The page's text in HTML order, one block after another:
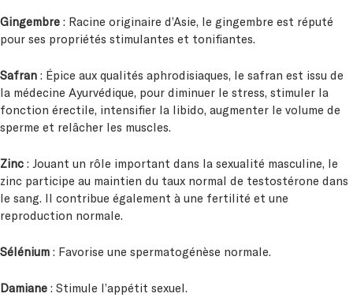
Gingembre : Racine originaire d’Asie, le gingembre est réputé
pour ses propriétés stimulantes et tonifiantes.
Safran : Épice aux qualités aphrodisiaques, le safran est issu de
la médecine Ayurvédique, pour diminuer le stress, stimuler la
fonction érectile, intensifier la libido, augmenter le volume de
sperme et relâcher les muscles.
Zinc : Jouant un rôle important dans la sexualité masculine, le
zinc participe au maintien du taux normal de testostérone dans
le sang. Il contribue également à une fertilité et une
reproduction normale.
Sélénium : Favorise une spermatogénèse normale.
Damiane : Stimule l’appétit sexuel.